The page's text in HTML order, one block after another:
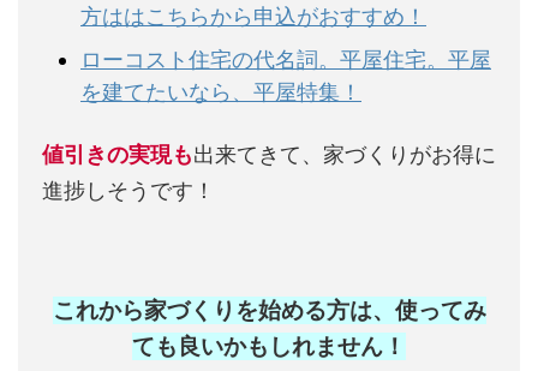
方ははこちらから申込がおすすめ！
ローコスト住宅の代名詞。平屋住宅。平屋
を建てたいなら、平屋特集！
値引きの実現も出来てきて、家づくりがお得に
進捗しそうです！
これから家づくりを始める方は、使ってみ
ても良いかもしれません ！